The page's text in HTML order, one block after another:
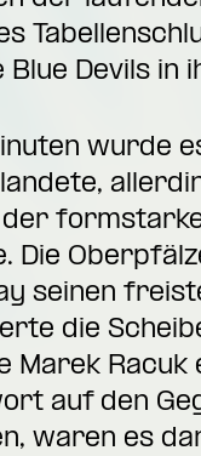
Blue Devils in
wurde
Die
seinen
die
Racuk
auf den
waren es